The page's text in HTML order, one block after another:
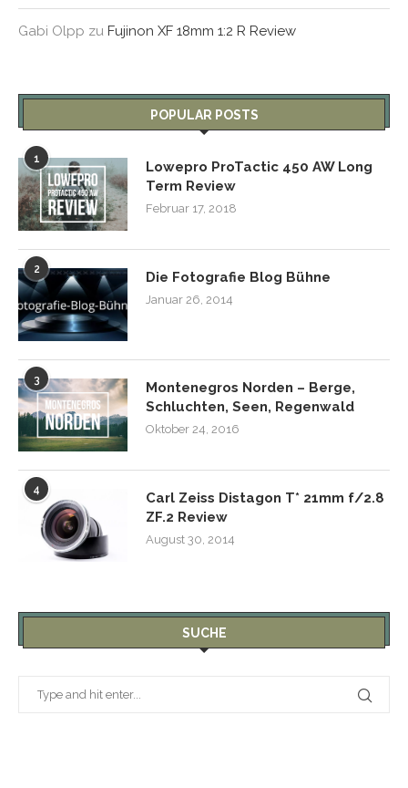
Gabi Olpp zu Fujinon XF 18mm 1:2 R Review
POPULAR POSTS
1
Lowepro ProTactic 450 AW Long
Term Review
Februar 17, 2018
2 Die Fotografie Blog Bühne
Januar 26, 2014
3
Montenegros Norden – Berge,
Schluchten, Seen, Regenwald
Oktober 24, 2016
4
Carl Zeiss Distagon T* 21mm f/2.8
ZF.2 Review
August 30, 2014
SUCHE